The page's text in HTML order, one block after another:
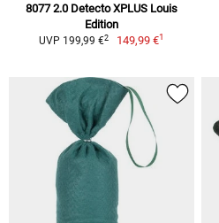
8077 2.0 Detecto XPLUS Louis
Edition
UVP 199,99 €2 149,99 €1